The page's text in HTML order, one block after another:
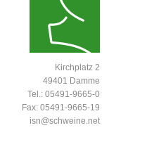
Kirchplatz 2
49401 Damme
Tel.: 05491-9665-0
Fax: 05491-9665-19
isn@schweine.net